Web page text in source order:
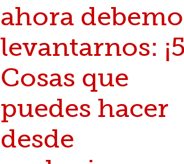
ahora
levantarnos: ¡5
Cosas que
puedes hacer
desde